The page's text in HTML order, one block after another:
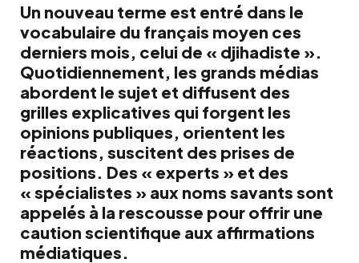
Un nouveau terme est entré dans le
vocabulaire du français moyen ces
derniers mois, celui de « djihadiste ».
Quotidiennement, les grands médias
abordent le sujet et diffusent des
grilles explicatives qui forgent les
opinions publiques, orientent les
réactions, suscitent des prises de
positions. Des « experts » et des
« spécialistes » aux noms savants sont
appelés à la rescousse pour offrir une
caution scientifique aux affirmations
médiatiques.